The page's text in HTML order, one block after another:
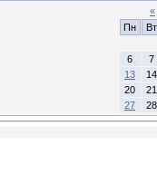
«
Пн
Вт
6
7
13
14
20
21
27
28